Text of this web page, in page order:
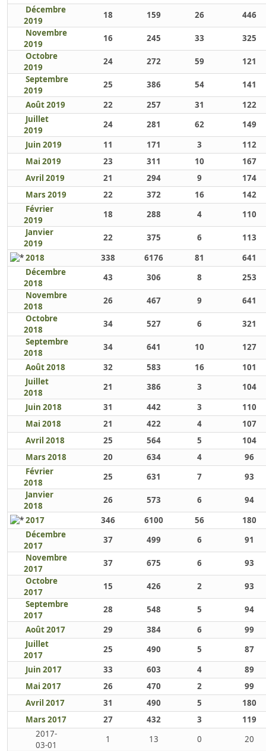
Décembre
2019
18 159 26
446
Novembre
2019
16 245 33
325
Octobre
2019
24 272 59
121
Septembre
2019
25 386 54
141
Août 2019
22 257 31
122
Juillet
2019
24 281 62
149
Juin 2019
11 171 3
112
Mai 2019
23 311 10
167
Avril 2019
21 294 9
174
Mars 2019
22 372 16
142
Février
2019
18 288 4
110
Janvier
2019
22 375 6
113
2018
338 6176 81
641
Décembre
2018
43 306 8
253
Novembre
2018
26 467 9
641
Octobre
2018
34 527 6
321
Septembre
2018
34 641 10
127
Août 2018
32 583 16
101
Juillet
2018
21 386 3
104
Juin 2018
31 442 3
110
Mai 2018
21 422 4
107
Avril 2018
25 564 5
104
Mars 2018
20 634 4
96
Février
2018
25 631 7
93
Janvier
2018
26 573 6
94
2017
346 6100 56
180
Décembre
2017
37 499 6
91
Novembre
2017
37 675 6
93
Octobre
2017
15 426 2
93
Septembre
2017
28 548 5
94
Août 2017
29 384 6
99
Juillet
2017
25 490 5
87
Juin 2017
33 603 4
89
Mai 2017
26 470 2
99
Avril 2017
31 490 5
180
Mars 2017
27 432 3
119
2017-
03-01
1 13 0
20